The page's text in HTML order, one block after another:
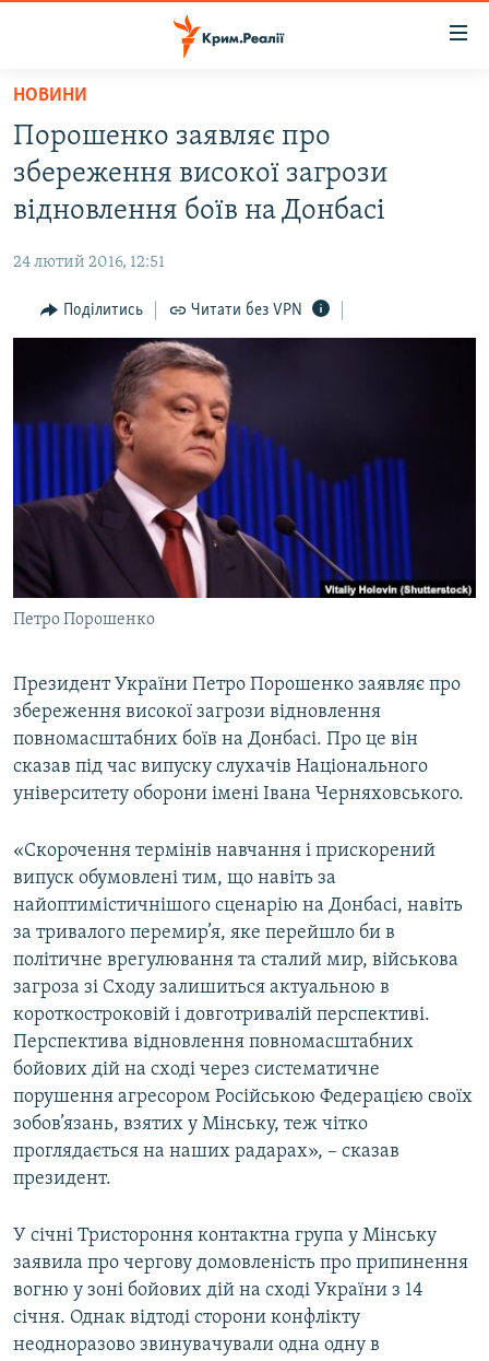
Перейти
основного
матеріалу
Перейти
до
основної
Перейти
до
ВОДА.КРИМ
ВІДЕО ТА ФОТО
БЛОГИ
ПОГЛЯД
ВСЕ ЗА ДЕНЬ
СПЕЦПРОЕКТИ
ДЕПОРТАЦІЯ
ВІДЕОУРОКИ «ELIFBE»
СВІДЧЕННЯ ОКУПАЦІЇ
УКРАЇНСЬКА ПРОБЛЕМА КРИМУ
ІНФОГРАФІКА
ЯК ОБІЙТИ БЛОКУВАННЯ
Русский
Qırımtatar
ДОЛУЧАЙСЯ!
Усі сайти RFE/RL
НОВИНИ
Порошенко заявляє про
збереження високої загрози
відновлення боїв на Донбасі
24 лютий 2016, 12:51
Поділитись Читати без VPN
Петро Порошенко
Президент України Петро Порошенко заявляє про
збереження високої загрози відновлення
повномасштабних боїв на Донбасі. Про це він
сказав під час випуску слухачів Національного
університету оборони імені Івана Черняховського.
«Скорочення термінів навчання і прискорений
випуск обумовлені тим, що навіть за
найоптимістичнішого сценарію на Донбасі, навіть
за тривалого перемир’я, яке перейшло би в
політичне врегулювання та сталий мир, військова
загроза зі Сходу залишиться актуальною в
короткостроковій і довготривалій перспективі.
Перспектива відновлення повномасштабних
бойових дій на сході через систематичне
порушення агресором Російською Федерацією своїх
зобов’язань, взятих у Мінську, теж чітко
проглядається на наших радарах», – сказав
президент.
У січні Тристороння контактна група у Мінську
заявила про чергову домовленість про припинення
вогню у зоні бойових дій на сході України з 14
січня. Однак відтоді сторони конфлікту
неодноразово звинувачували одна одну в